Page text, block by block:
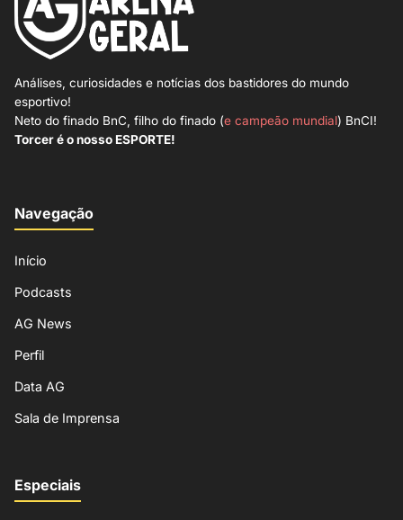
Análises, curiosidades e notícias dos bastidores do mundo
esportivo!
Neto do finado BnC, filho do finado (e campeão mundial) BnCI!
Torcer é o nosso ESPORTE!
Navegação
Início
Podcasts
AG News
Perfil
Data AG
Sala de Imprensa
Especiais